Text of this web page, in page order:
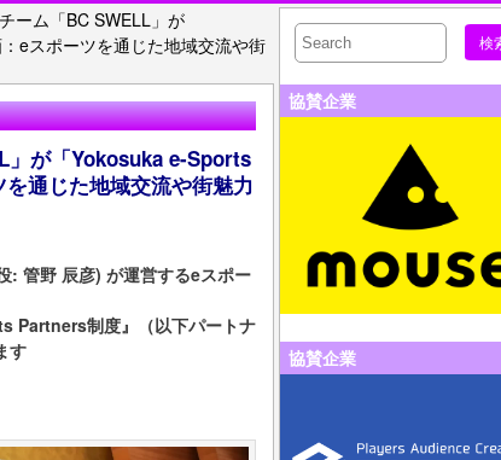
ーム「BC SWELL」が
eスポーツを通じた地域交流や街
」が「Yokosuka e-Sports
通じた地域交流や街魅力
: 管野 辰彦) が運営するeスポー
Partners制度』（以下パートナ
す
協賛企業
協賛企業